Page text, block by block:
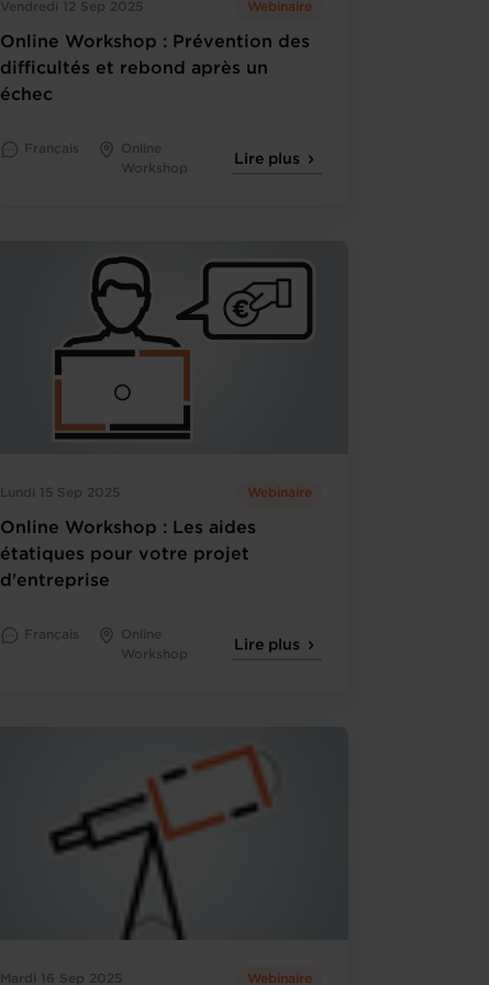
Vendredi 12 Sep 2025 Webinaire
Online Workshop : Prévention des
difficultés et rebond après un
échec
Français
Online
Workshop
Lire plus
Lundi 15 Sep 2025 Webinaire
Online Workshop : Les aides
étatiques pour votre projet
d'entreprise
Français
Online
Workshop
Lire plus
Mardi 16 Sep 2025 Webinaire